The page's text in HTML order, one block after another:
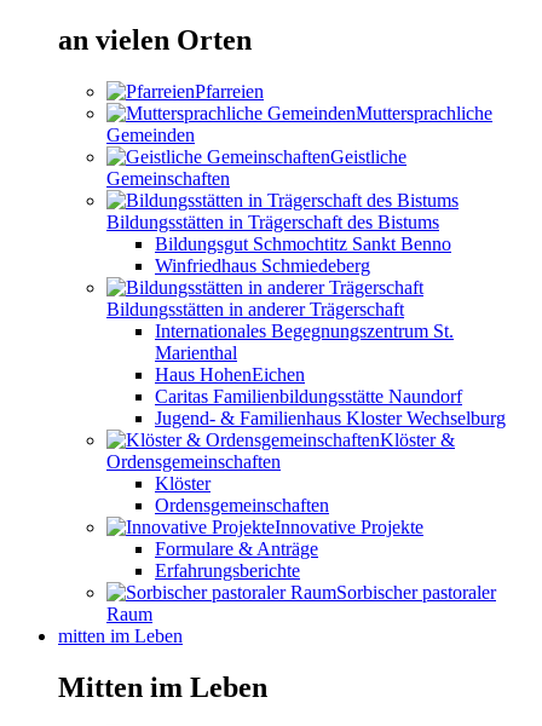
an vielen Orten
Pfarreien
Muttersprachliche
Gemeinden
Geistliche
Gemeinschaften
Bildungsstätten in Trägerschaft des Bistums
Bildungsgut Schmochtitz Sankt Benno
Winfriedhaus Schmiedeberg
Bildungsstätten in anderer Trägerschaft
Internationales Begegnungszentrum St.
Marienthal
Haus HohenEichen
Caritas Familienbildungsstätte Naundorf
Jugend- & Familienhaus Kloster Wechselburg
Klöster &
Ordensgemeinschaften
Klöster
Ordensgemeinschaften
Innovative Projekte
Formulare & Anträge
Erfahrungsberichte
Sorbischer pastoraler
Raum
mitten im Leben
Mitten im Leben